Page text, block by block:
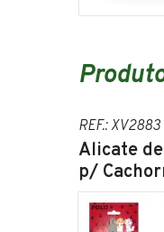
REF.: XV2883
Alicate
p/